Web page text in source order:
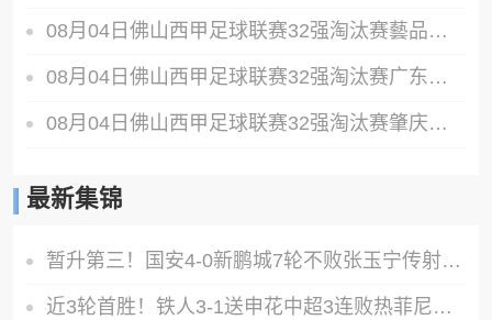
08月04日佛山西甲足球联赛32强淘汰赛藝品高國際VS湛江狂狼·粵辉能源全场录像
08月04日佛山西甲足球联赛32强淘汰赛广东西南建设VS香港圣徒全场录像
08月04日佛山西甲足球联赛32强淘汰赛肇庆恒骏成VS三七互娱全场录像
最新集锦
暂升第三！国安4-0新鹏城7轮不败张玉宁传射达万双响法比奥破门
近3轮首胜！铁人3-1送申花中超3连败热菲尼奥双响邦本宜裕传射